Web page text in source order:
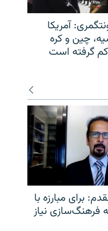
آمریکا
چین و کره
گرفته است
برای مبارزه با
فرهنگ‌سازی نیاز